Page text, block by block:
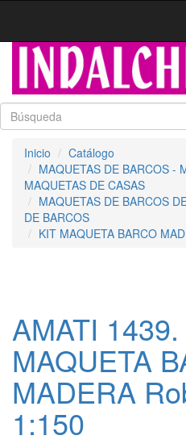
Inicio
Catálogo
MAQUETAS DE BARCOS -
MAQUETAS DE CASAS
MAQUETAS DE BARCOS
DE BARCOS
KIT MAQUETA BARCO
AMATI
MAQUETA
MADERA
1:150